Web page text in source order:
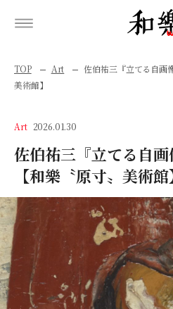
TOP Art
佐伯祐三『立てる自画
美術館】
Art 2026.01.30
佐伯祐三『立てる自画
【和樂〝原寸〟美術館